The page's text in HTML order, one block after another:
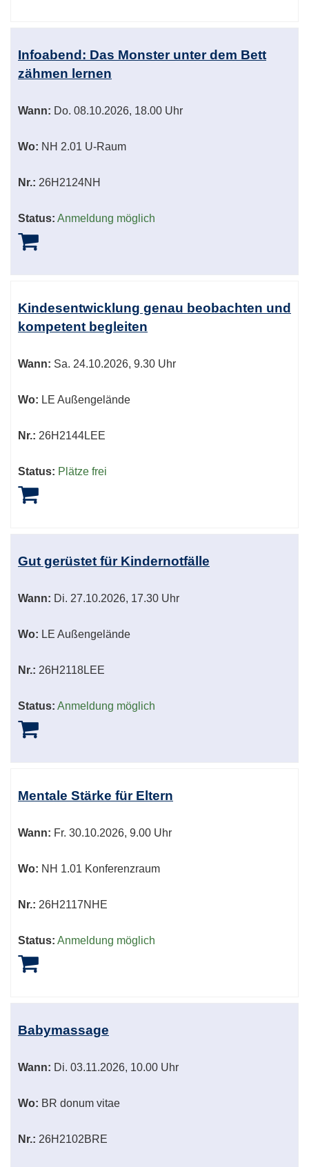
Infoabend: Das Monster unter dem Bett
zähmen lernen
Wann: Do. 08.10.2026, 18.00 Uhr
Wo: NH 2.01 U-Raum
Nr.: 26H2124NH
Status: Anmeldung möglich
Kindesentwicklung genau beobachten und
kompetent begleiten
Wann: Sa. 24.10.2026, 9.30 Uhr
Wo: LE Außengelände
Nr.: 26H2144LEE
Status: Plätze frei
Gut gerüstet für Kindernotfälle
Wann: Di. 27.10.2026, 17.30 Uhr
Wo: LE Außengelände
Nr.: 26H2118LEE
Status: Anmeldung möglich
Mentale Stärke für Eltern
Wann: Fr. 30.10.2026, 9.00 Uhr
Wo: NH 1.01 Konferenzraum
Nr.: 26H2117NHE
Status: Anmeldung möglich
Babymassage
Wann: Di. 03.11.2026, 10.00 Uhr
Wo: BR donum vitae
Nr.: 26H2102BRE